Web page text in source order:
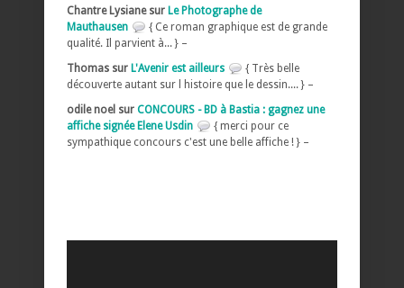
Chantre Lysiane sur Le Photographe de
Mauthausen
{ Ce roman graphique est de grande
qualité. Il parvient à... } –
Thomas sur L'Avenir est ailleurs
{ Très belle
découverte autant sur l histoire que le dessin.... } –
odile noel sur CONCOURS - BD à Bastia : gagnez une
affiche signée Elene Usdin
{ merci pour ce
sympathique concours c'est une belle affiche ! } –